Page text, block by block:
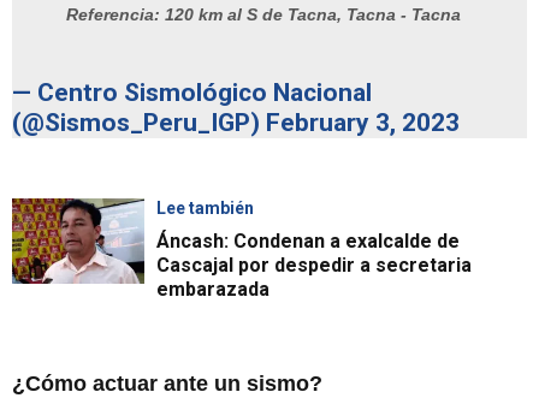
Referencia: 120 km al S de Tacna, Tacna - Tacna
— Centro Sismológico Nacional
(@Sismos_Peru_IGP) February 3, 2023
Lee también
Áncash: Condenan a exalcalde de
Cascajal por despedir a secretaria
embarazada
¿Cómo actuar ante un sismo?